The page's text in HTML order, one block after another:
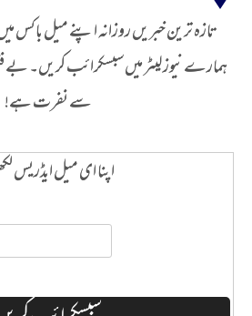
تازہ ترین خبریں روزانہ اپنے میل
ہمارے نیوز لیٹر میں سبسکرائب کریں۔ بے
سے نفرت ہے!
اپنا ای میل ایڈریس